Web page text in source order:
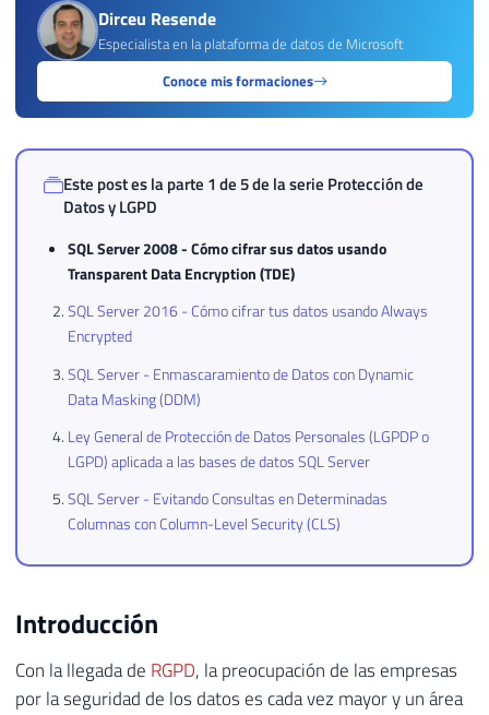
Dirceu Resende
Especialista en la plataforma de datos de Microsoft
Conoce mis formaciones
Este post es la parte 1 de 5 de la serie Protección de
Datos y LGPD
SQL Server 2008 - Cómo cifrar sus datos usando
Transparent Data Encryption (TDE)
SQL Server 2016 - Cómo cifrar tus datos usando Always
Encrypted
SQL Server - Enmascaramiento de Datos con Dynamic
Data Masking (DDM)
Ley General de Protección de Datos Personales (LGPDP o
LGPD) aplicada a las bases de datos SQL Server
SQL Server - Evitando Consultas en Determinadas
Columnas con Column-Level Security (CLS)
Introducción
Con la llegada de RGPD, la preocupación de las empresas
por la seguridad de los datos es cada vez mayor y un área